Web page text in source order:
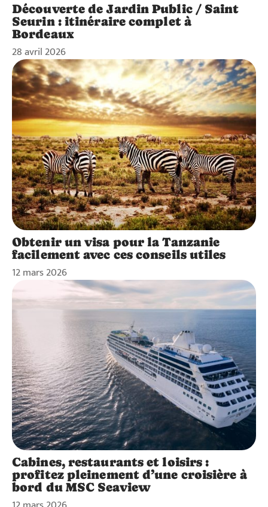
Découverte de Jardin Public / Saint
Seurin : itinéraire complet à
Bordeaux
28 avril 2026
Obtenir un visa pour la Tanzanie
facilement avec ces conseils utiles
12 mars 2026
Cabines, restaurants et loisirs :
profitez pleinement d’une croisière à
bord du MSC Seaview